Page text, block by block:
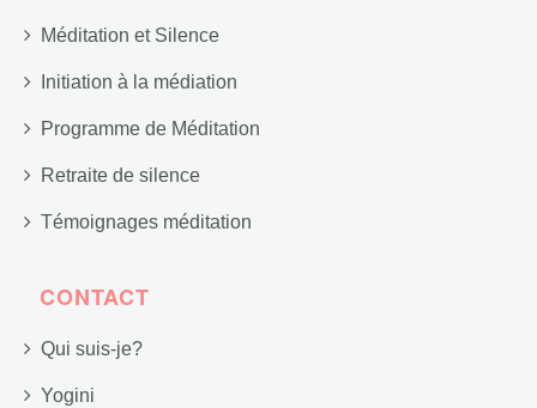
Méditation et Silence
Initiation à la médiation
Programme de Méditation
Retraite de silence
Témoignages méditation
CONTACT
Qui suis-je?
Yogini